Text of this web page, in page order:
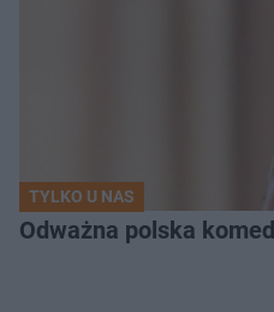
TYLKO U NAS
Odważna polska